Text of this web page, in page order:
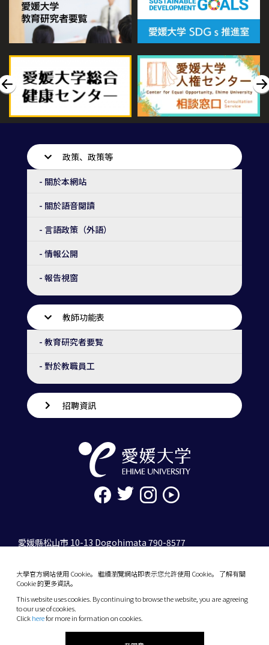
大學官方網站使用 Cookie。 繼續瀏覽網站即表示您允許使用 Cookie。 了解有關
Cookie 的更多資訊。
This website uses cookies. By continuing to browse the website, you are agreeing
to our use of cookies.
Clickherefor more in formation on cookies.
政策、政策等
- 關於本網站
- 關於語音閱讀
- 言語政策（外語）
- 情報公開
- 報告視窗
教師功能表
- 教育研究者要覧
- 對於教職員工
招聘資訊
愛媛縣松山市 10-13 Dogohimata 790-8577
10-13 Dogo-Himata, Matsuyama, Ehime 790-
Phone: +81 89-927-9000
(C) 2026 Ehime University.